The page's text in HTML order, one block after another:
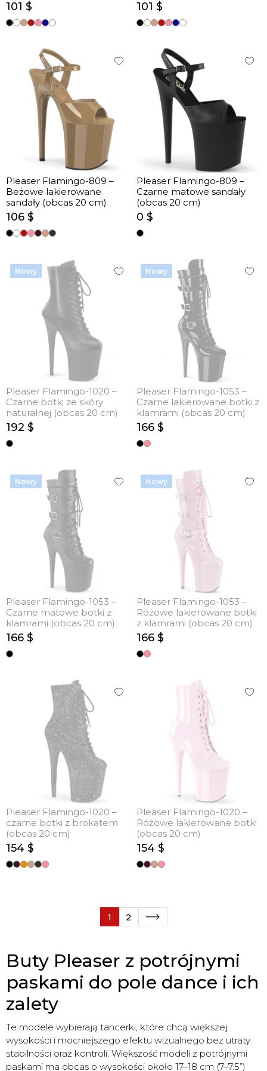
101 $ (obcas 20 cm)
101 $
Pleaser Flamingo-809 –
Beżowe lakierowane
sandały (obcas 20 cm)
106 $
Pleaser Flamingo-809 –
Czarne matowe sandały
(obcas 20 cm)
0 $
Nowy
Pleaser Flamingo-1020 –
Czarne botki ze skóry
naturalnej (obcas 20 cm)
192 $
Nowy
Pleaser Flamingo-1053 –
Czarne lakierowane botki z
klamrami (obcas 20 cm)
166 $
Nowy
Pleaser Flamingo-1053 –
Czarne matowe botki z
klamrami (obcas 20 cm)
166 $
Nowy
Pleaser Flamingo-1053 –
Różowe lakierowane botki
z klamrami (obcas 20 cm)
166 $
Pleaser Flamingo-1020 –
czarne botki z brokatem
(obcas 20 cm)
154 $
Pleaser Flamingo-1020 –
Różowe lakierowane botki
(obcas 20 cm)
154 $
1 2
Buty Pleaser z potrójnymi
paskami do pole dance i ich
zalety
Te modele wybierają tancerki, które chcą większej
wysokości i mocniejszego efektu wizualnego bez utraty
stabilności oraz kontroli. Większość modeli z potrójnymi
paskami ma obcas o wysokości około 17–18 cm (7–7.5”)